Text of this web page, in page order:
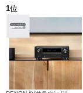
1位